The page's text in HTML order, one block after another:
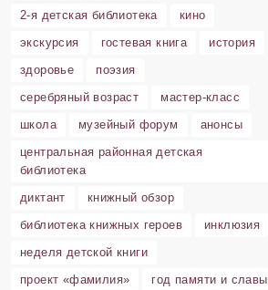
2-я детская библиотека
кино
экскурсия
гостевая книга
история
здоровье
поэзия
серебряный возраст
мастер-класс
школа
музейный форум
анонсы
центральная районная детская
библиотека
диктант
книжный обзор
библиотека книжных героев
инклюзия
неделя детской книги
проект «фамилия»
год памяти и славы